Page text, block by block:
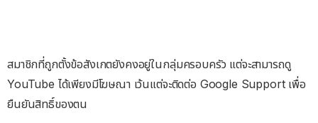
สมาชิกที่ถูกตั้งข้อสังเกตยังคงอยู่ในกลุ่มครอบครัว แต่จะสามารถดู
YouTube ได้เพียงมีโฆษณา เว้นแต่จะติดต่อ Google Support เพื่อ
ยืนยันสิทธิ์ของตน